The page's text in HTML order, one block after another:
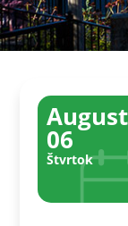
August
06
Štvrtok